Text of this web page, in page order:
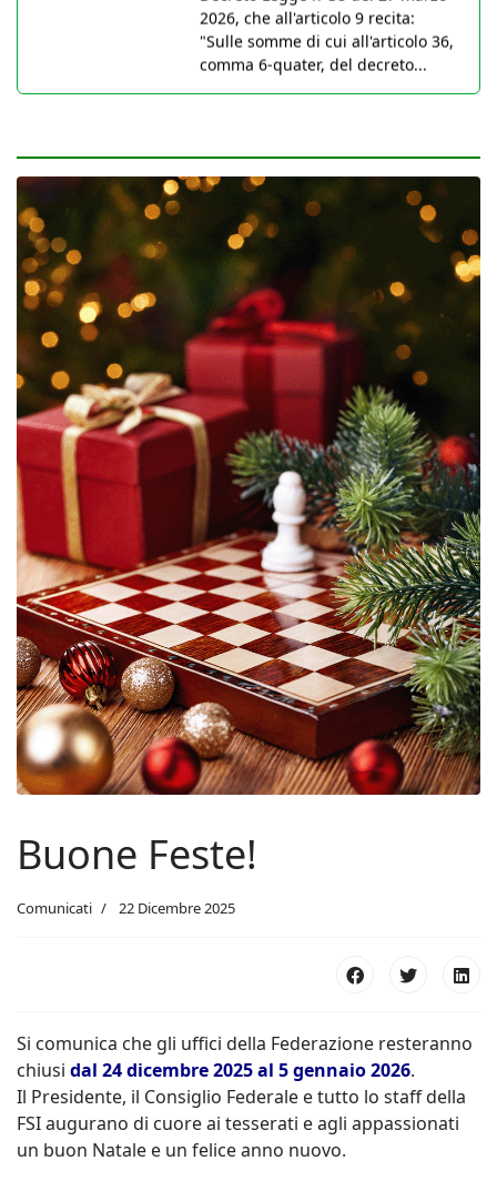
2026, che all'articolo 9 recita:
"Sulle somme di cui all'articolo 36,
comma 6-quater, del decreto...
Buone Feste!
Comunicati 22 Dicembre 2025
Si comunica che gli uffici della Federazione resteranno
chiusi dal 24 dicembre 2025 al 5 gennaio 2026.
Il Presidente, il Consiglio Federale e tutto lo staff della
FSI augurano di cuore ai tesserati e agli appassionati
un buon Natale e un felice anno nuovo.